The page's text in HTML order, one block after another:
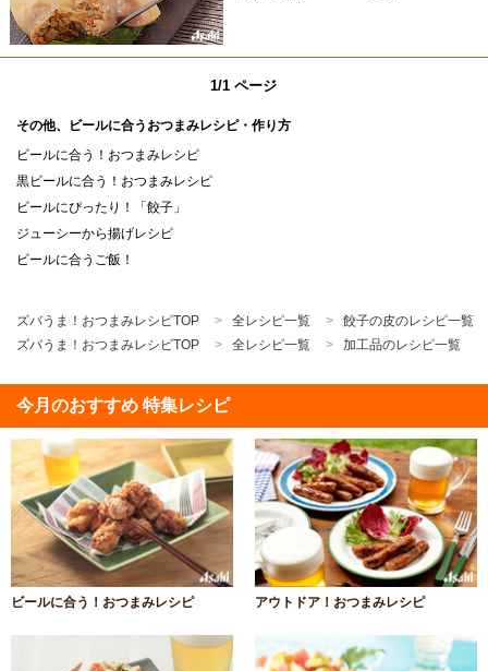
1/1 ページ
その他、ビールに合うおつまみレシピ・作り方
ビールに合う！おつまみレシピ
黒ビールに合う！おつまみレシピ
ビールにぴったり！「餃子」
ジューシーから揚げレシピ
ビールに合うご飯！
ズバうま！おつまみレシピTOP 全レシピ一覧
餃子の皮のレシピ一覧
ズバうま！おつまみレシピTOP
全レシピ一覧 加工品のレシピ一覧
今月のおすすめ 特集レシピ
ビールに合う！おつまみレシピ アウトドア！おつまみレシピ